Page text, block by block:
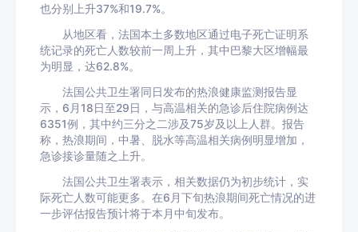
也分别上升37%和19.7%。
从地区看，法国本土多数地区通过电子死亡证明系
统记录的死亡人数较前一周上升，其中巴黎大区增幅最
为明显，达62.8%。
法国公共卫生署同日发布的热浪健康监测报告显
示，6月18日至29日，与高温相关的急诊后住院病例达
6351例，其中约三分之二涉及75岁及以上人群。报告
称，热浪期间，中暑、脱水等高温相关病例明显增加，
急诊接诊量随之上升。
法国公共卫生署表示，相关数据仍为初步统计，实
际死亡人数可能更多。在6月下旬热浪期间死亡情况的进
一步评估报告预计将于本月中旬发布。